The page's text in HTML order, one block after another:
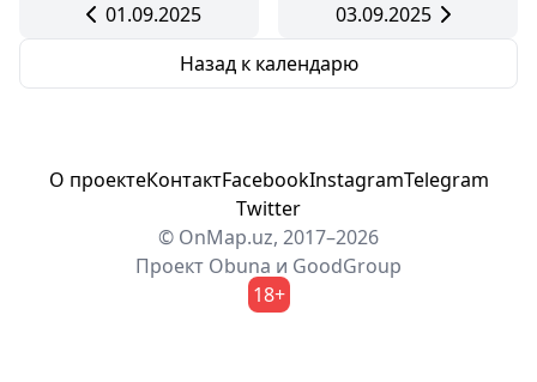
01.09.2025
03.09.2025
Назад к календарю
О проектеКонтактFacebookInstagramTelegram
Twitter
© OnMap.uz, 2017–2026
Проект Obuna и GoodGroup
18+